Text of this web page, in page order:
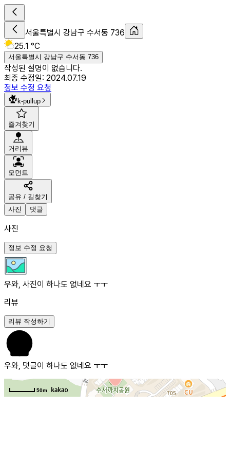
서울특별시 강남구 수서동 736
25.1 °C
서울특별시 강남구 수서동 736
작성된 설명이 없습니다.
최종 수정일: 2024.07.19
정보 수정 요청
k-pullup
즐겨찾기
거리뷰
모먼트
공유 / 길찾기
사진
댓글
사진
정보 수정 요청
우와, 사진이 하나도 없네요 ㅜㅜ
리뷰
리뷰 작성하기
우와, 댓글이 하나도 없네요 ㅜㅜ
50m